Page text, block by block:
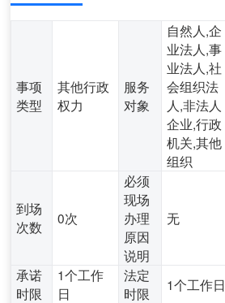
事项
类型
其他行政
权力
服务
对象
自然人,企
业法人,事
业法人,社
会组织法
人,非法人
企业,行政
机关,其他
组织
到场
次数
0次
必须
现场
办理
原因
说明
无
承诺
时限
1个工作
日
法定
时限
1个工作日